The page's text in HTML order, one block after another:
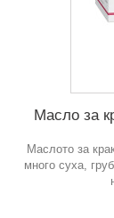
Масло за
Маслото за
много суха,